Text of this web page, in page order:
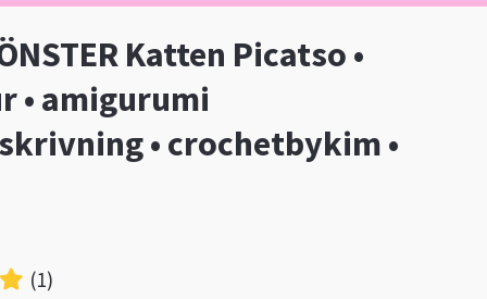
Katten Picatso •
• amigurumi
• crochetbykim •
(1)